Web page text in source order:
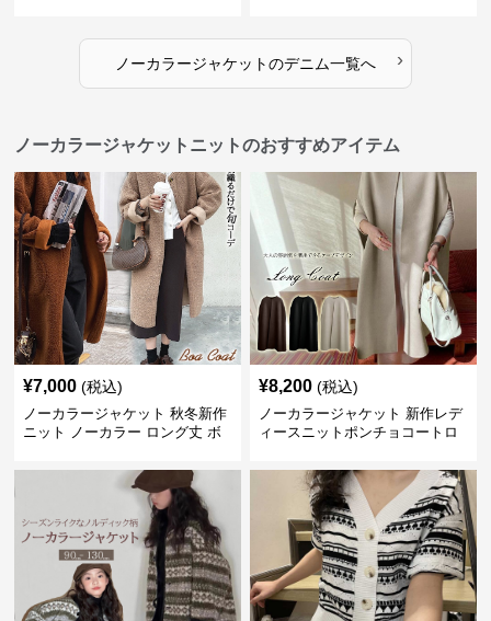
ノーカラージャケットのデニム一覧へ ›
ノーカラージャケットニットのおすすめアイテム
¥7,000 (税込)
ノーカラージャケット 秋冬新作
ニット ノーカラー ロング丈 ボ
¥8,200 (税込)
ノーカラージャケット 新作レデ
ィースニットポンチョコートロ